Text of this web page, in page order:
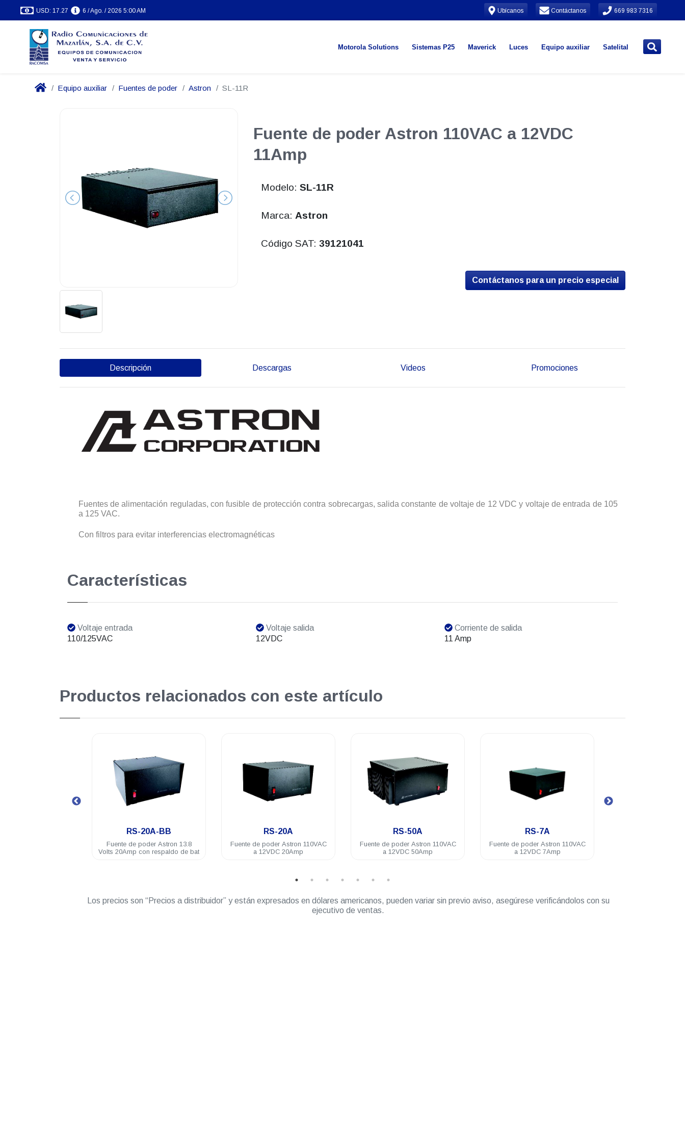
USD: 17.27 6 / Ago. / 2026 5:00 AM Ubícanos Contáctanos 669 983 7316
Motorola Solutions Sistemas P25 Maverick Luces Equipo auxiliar Satelital
Equipo auxiliar Fuentes de poder Astron SL-11R
Fuente de poder Astron 110VAC a 12VDC
11Amp
Modelo: SL-11R
Marca: Astron
Código SAT: 39121041
Contáctanos para un precio especial
Descripción Descargas Videos Promociones
Fuentes de alimentación reguladas, con fusible de protección contra sobrecargas, salida constante de voltaje de 12 VDC y voltaje de entrada de 105
a 125 VAC.
Con filtros para evitar interferencias electromagnéticas
Características
Voltaje entrada
110/125VAC
Voltaje salida
12VDC
Corriente de salida
11 Amp
Productos relacionados con este artículo
RS-20A
Fuente de poder Astron 110VAC
a 12VDC 20Amp
RS-50A
Fuente de poder Astron 110VAC
a 12VDC 50Amp
RS-7A
Fuente de poder Astron 110VAC
a 12VDC 7Amp
SL-11R-RA
Fuente de poder Astron 110VAC
a 12VDC 11Amp con gabinete
Los precios son “Precios a distribuidor” y están expresados en dólares americanos, pueden variar sin previo aviso, asegúrese verificándolos con su
ejecutivo de ventas.